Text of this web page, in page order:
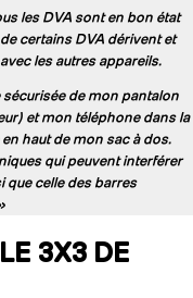
les DVA sont en bon état
certains DVA dérivent et
les autres appareils.
de mon pantalon
et mon téléphone dans la
haut de mon sac à dos.
qui peuvent interférer
que celle des barres
3X3 DE